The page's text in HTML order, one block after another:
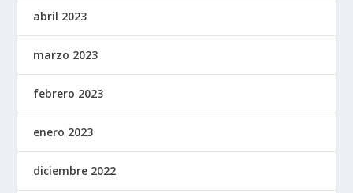
abril 2023
marzo 2023
febrero 2023
enero 2023
diciembre 2022